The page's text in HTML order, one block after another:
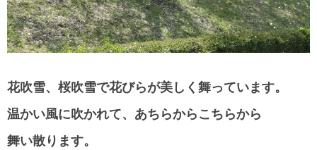
花吹雪、桜吹雪で花びらが美しく舞っています。
温かい風に吹かれて、あちらからこちらから
舞い散ります。